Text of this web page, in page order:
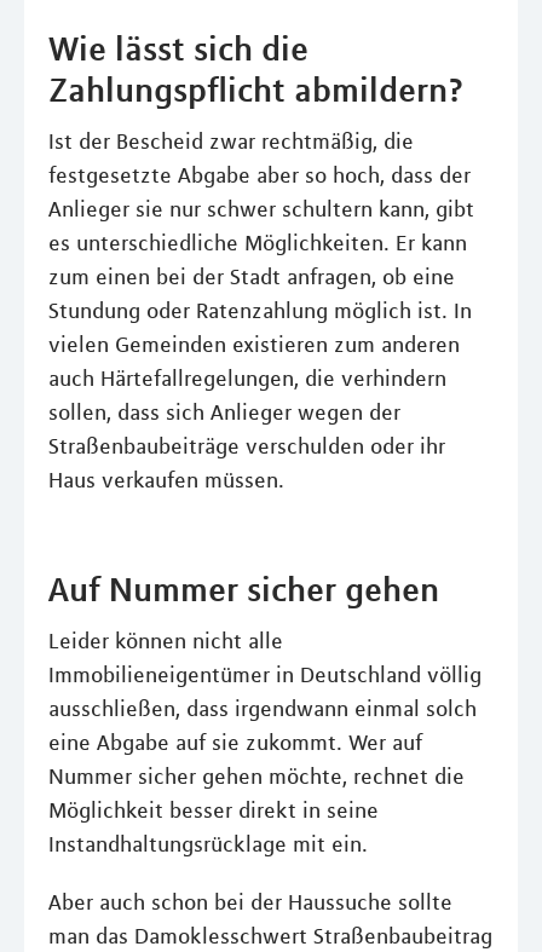
Wie lässt sich die
Zahlungspflicht abmildern?
Ist der Bescheid zwar rechtmäßig, die
festgesetzte Abgabe aber so hoch, dass der
Anlieger sie nur schwer schultern kann, gibt
es unterschiedliche Möglichkeiten. Er kann
zum einen bei der Stadt anfragen, ob eine
Stundung oder Ratenzahlung möglich ist. In
vielen Gemeinden existieren zum anderen
auch Härtefallregelungen, die verhindern
sollen, dass sich Anlieger wegen der
Straßenbaubeiträge verschulden oder ihr
Haus verkaufen müssen.
Auf Nummer sicher gehen
Leider können nicht alle
Immobilieneigentümer in Deutschland völlig
ausschließen, dass irgendwann einmal solch
eine Abgabe auf sie zukommt. Wer auf
Nummer sicher gehen möchte, rechnet die
Möglichkeit besser direkt in seine
Instandhaltungsrücklage mit ein.
Aber auch schon bei der Haussuche sollte
man das Damoklesschwert Straßenbaubeitrag